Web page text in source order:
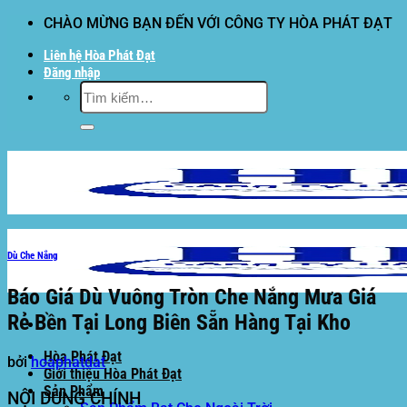
dung
CHÀO MỪNG BẠN ĐẾN VỚI CÔNG TY HÒA PHÁT ĐẠT
Liên hệ Hòa Phát Đạt
Đăng nhập
Tìm
kiếm:
Hòa Phát Đạt
Giới thiệu Hòa Phát Đạt
Sản Phẩm
Dù Che Nắng
Báo Giá Dù Vuông Tròn Che Nắng Mưa Giá
Rẻ Bền Tại Long Biên Sẵn Hàng Tại Kho
bởihoaphatdat
NỘI DUNG CHÍNH